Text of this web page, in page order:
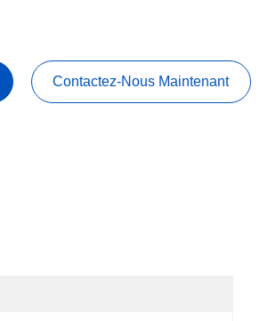
Contactez-Nous Maintenant